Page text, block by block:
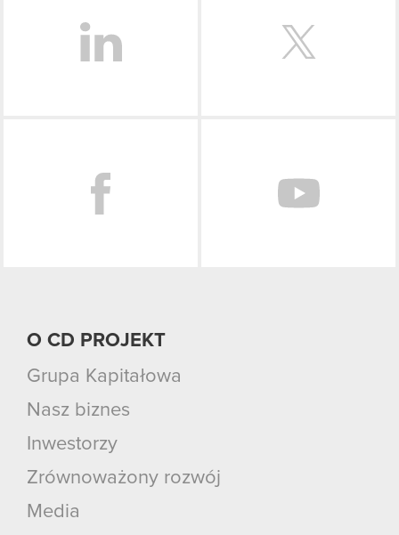
O CD PROJEKT
Grupa Kapitałowa
Nasz biznes
Inwestorzy
Zrównoważony rozwój
Media